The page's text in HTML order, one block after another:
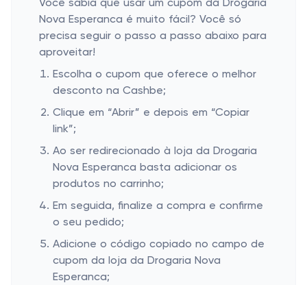
Você sabia que usar um cupom da Drogaria
Nova Esperanca é muito fácil? Você só
precisa seguir o passo a passo abaixo para
aproveitar!
Escolha o cupom que oferece o melhor
desconto na Cashbe;
Clique em “Abrir” e depois em “Copiar
link”;
Ao ser redirecionado à loja da Drogaria
Nova Esperanca basta adicionar os
produtos no carrinho;
Em seguida, finalize a compra e confirme
o seu pedido;
Adicione o código copiado no campo de
cupom da loja da Drogaria Nova
Esperanca;